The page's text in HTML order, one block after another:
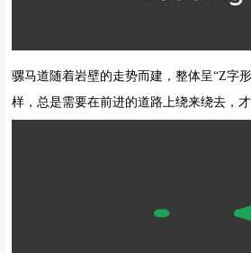
骡马道随着岩壁的走势而建，整体呈“Z字
样，总是需要在前进的道路上绕来绕去，才